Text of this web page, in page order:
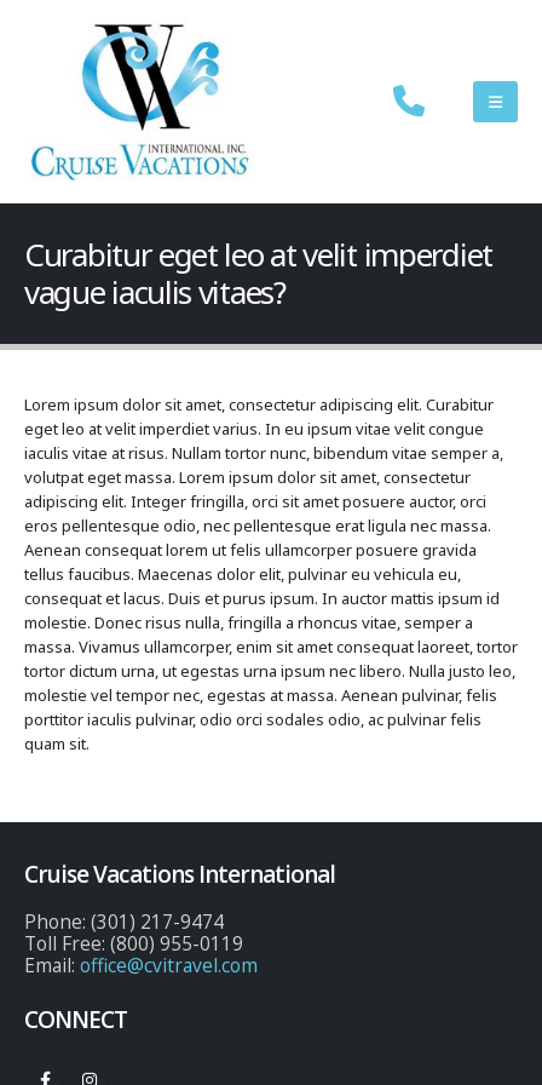
Curabitur eget leo at velit imperdiet
vague iaculis vitaes?
Lorem ipsum dolor sit amet, consectetur adipiscing elit. Curabitur
eget leo at velit imperdiet varius. In eu ipsum vitae velit congue
iaculis vitae at risus. Nullam tortor nunc, bibendum vitae semper a,
volutpat eget massa. Lorem ipsum dolor sit amet, consectetur
adipiscing elit. Integer fringilla, orci sit amet posuere auctor, orci
eros pellentesque odio, nec pellentesque erat ligula nec massa.
Aenean consequat lorem ut felis ullamcorper posuere gravida
tellus faucibus. Maecenas dolor elit, pulvinar eu vehicula eu,
consequat et lacus. Duis et purus ipsum. In auctor mattis ipsum id
molestie. Donec risus nulla, fringilla a rhoncus vitae, semper a
massa. Vivamus ullamcorper, enim sit amet consequat laoreet, tortor
tortor dictum urna, ut egestas urna ipsum nec libero. Nulla justo leo,
molestie vel tempor nec, egestas at massa. Aenean pulvinar, felis
porttitor iaculis pulvinar, odio orci sodales odio, ac pulvinar felis
quam sit.
Cruise Vacations International
Phone: (301) 217-9474
Toll Free: (800) 955-0119
Email: office@cvitravel.com
CONNECT